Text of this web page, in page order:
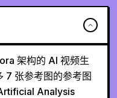
架构的 AI 视频生
7 张参考图的参考图
Analysis